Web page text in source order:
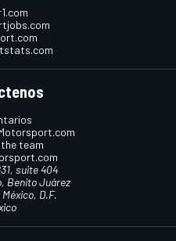
team
suite 404
Benito Juárez
D.F.